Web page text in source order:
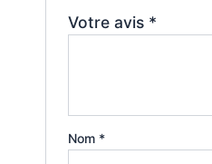
Votre avis *
Nom *